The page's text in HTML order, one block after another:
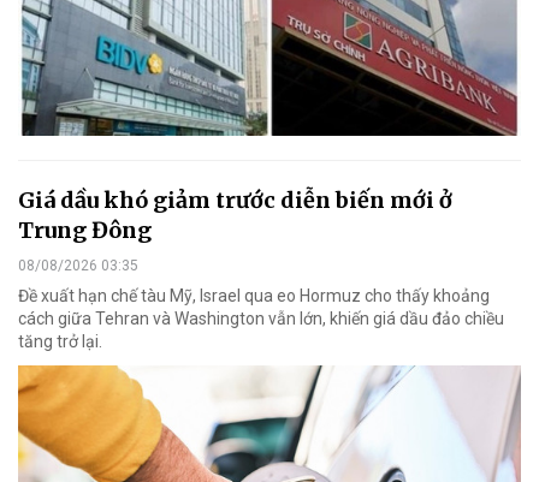
Giá dầu khó giảm trước diễn biến mới ở
Trung Đông
08/08/2026 03:35
Đề xuất hạn chế tàu Mỹ, Israel qua eo Hormuz cho thấy khoảng
cách giữa Tehran và Washington vẫn lớn, khiến giá dầu đảo chiều
tăng trở lại.